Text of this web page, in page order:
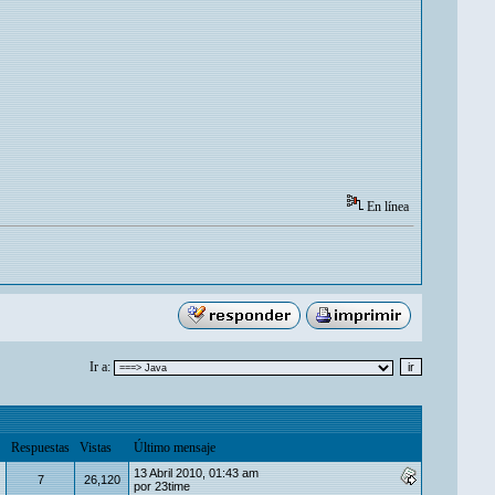
En línea
Ir a:
Respuestas Vistas Último mensaje
7 26,120
13 Abril 2010, 01:43 am
por 23time